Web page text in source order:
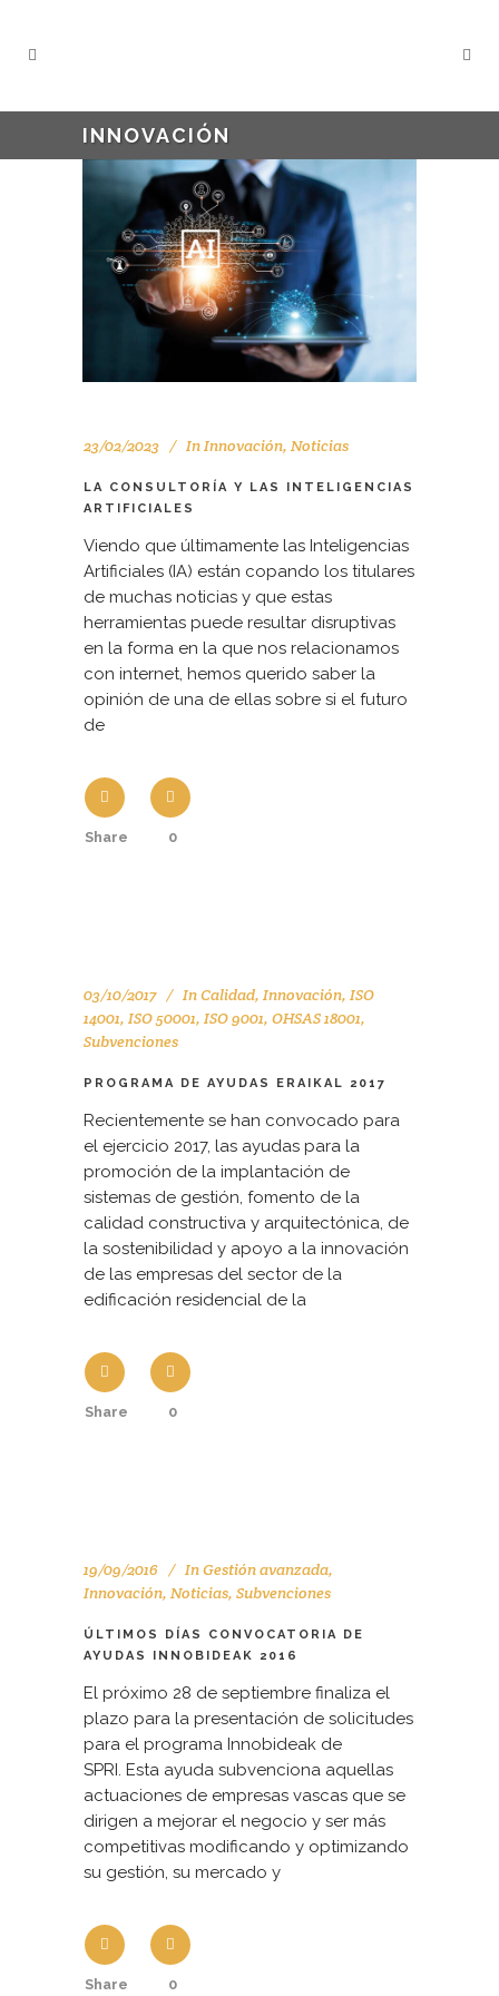
INNOVACIÓN
23/02/2023 InInnovación, Noticias
LA CONSULTORÍA Y LAS INTELIGENCIAS
ARTIFICIALES
Viendo que últimamente las Inteligencias
Artificiales (IA) están copando los titulares
de muchas noticias y que estas
herramientas puede resultar disruptivas
en la forma en la que nos relacionamos
con internet, hemos querido saber la
opinión de una de ellas sobre si el futuro
de
Share 0
03/10/2017 InCalidad, Innovación, ISO
14001, ISO 50001, ISO 9001, OHSAS 18001,
Subvenciones
PROGRAMA DE AYUDAS ERAIKAL 2017
Recientemente se han convocado para
el ejercicio 2017, las ayudas para la
promoción de la implantación de
sistemas de gestión, fomento de la
calidad constructiva y arquitectónica, de
la sostenibilidad y apoyo a la innovación
de las empresas del sector de la
edificación residencial de la
Share 0
19/09/2016 InGestión avanzada,
Innovación, Noticias, Subvenciones
ÚLTIMOS DÍAS CONVOCATORIA DE
AYUDAS INNOBIDEAK 2016
El próximo 28 de septiembre finaliza el
plazo para la presentación de solicitudes
para el programa Innobideak de
SPRI. Esta ayuda subvenciona aquellas
actuaciones de empresas vascas que se
dirigen a mejorar el negocio y ser más
competitivas modificando y optimizando
su gestión, su mercado y
Share 0